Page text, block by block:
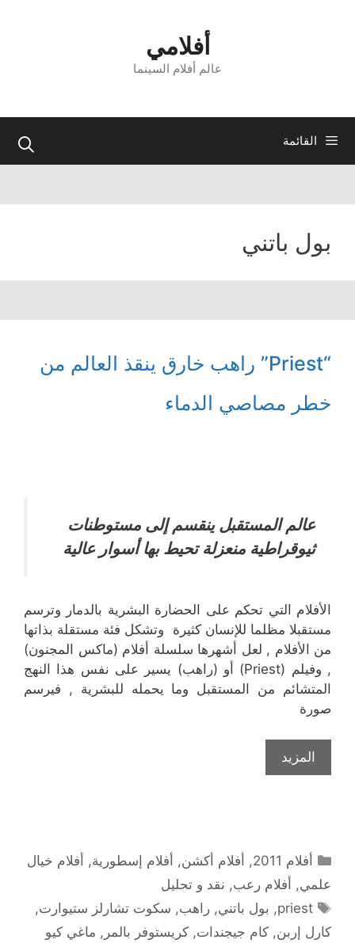
أفلامي
عالم أفلام السينما
القائمة
بول باتني
“Priest” راهب خارق ينقذ العالم من
خطر مصاصي الدماء
عالم المستقبل ينقسم إلى مستوطنات
ثيوقراطية منعزلة تحيط بها أسوار عالية
الأفلام التي تحكم على الحضارة البشرية بالدمار وترسم
مستقبلا مظلما للإنسان كثيرة وتشكل فئة مستقلة بذاتها
من الأفلام , لعل أشهرها سلسلة أفلام (ماكس المجنون)
, وفيلم (Priest) أو (راهب) يسير على نفس هذا النهج
المتشائم من المستقبل وما يحمله للبشرية , فيرسم
صورة
المزيد
التصنيفات
أفلام 2011 , أفلام أكشن, أفلام إسطورية, أفلام خيال
علمي, أفلام رعب, نقد و تحليل
الوسوم
priest
, بول باتني,راهب, سكوت تشارلز ستيوارت,
كارل إربن, كام جيجندات, كريستوفر بالمر , ماغي كيو